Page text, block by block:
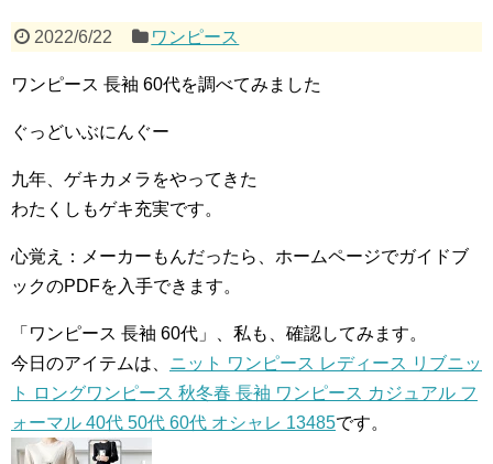
2022/6/22 ワンピース
ワンピース 長袖 60代を調べてみました
ぐっどいぶにんぐー
九年、ゲキカメラをやってきた
わたくしもゲキ充実です。
心覚え：メーカーもんだったら、ホームページでガイドブ
ックのPDFを入手できます。
「ワンピース 長袖 60代」、私も、確認してみます。
今日のアイテムは、 ニット ワンピース レディース リブニッ
ト ロングワンピース 秋冬春 長袖 ワンピース カジュアル フ
ォーマル 40代 50代 60代 オシャレ 13485です。